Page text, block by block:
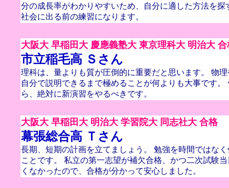
分の成長率がわかりやすいため、自分に適した方法を探
社会に出る前の練習になります。
大阪大 早稲田大 慶應義塾大 東京理科大 明治大 合
市立稲毛高 Ｓさん
理科は、量よりも質が圧倒的に重要だと思います。 物
自分で説明できるまで極めることが何よりも大事です。
ら、絶対に新演習をやるべきです。
大阪大 早稲田大 明治大 学習院大 同志社大 合格
幕張総合高 Ｔさん
長期、短期の計画を立てましょう。 勉強を時間ではな
ことです。 私立の第一志望が補欠合格、かつ二次試験
くなかったので、合格が分かって安心しました。